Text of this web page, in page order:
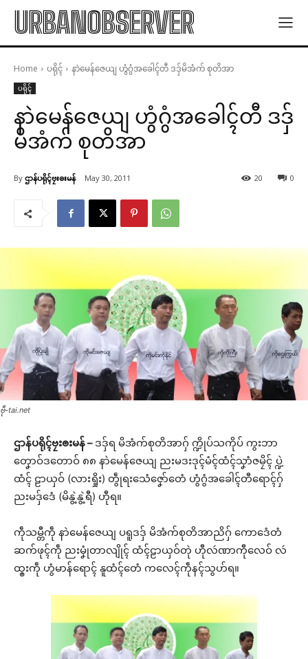
URBANOBSERVER
Home ပရိုၚ် နာဲမေန်ဇေယျ ဟွံဂွံအခေါၚ်တီ ဒဒှ်မိအံက် စုတိအာ
ပရိုၚ်
နာဲမေန်ဇေယျ ဟွံဂွံအခေါၚ်တီ ဒဒှ်
မိအံက် စုတိအာ
By ဌာန်ပရိုၚ်ဗၠးၜးမန် May 30, 2011 0
20
ဗီု-tai.net
ဌာန်ပရိုၚ်ဗၠးၜးမန် – ဒဒှ်ရ မိအံက်စုတိအာဂှ် က္ဍိုပ်သကိုပ် ကွးဘာ
တၞောဝ်ဒတောဝ် ၈၈ နာဲမေန်ဇေယျ ညးမဒးဒုၚ်မံၚ်ထံၚ်သၞာံဇမၠိၚ် ပ္ဍဲ
ထံၚ် ဠာယှဝ် (လားရှိုး) တွဵုရးသေံဇၞော်တေံ ဟွံဂွံအခေါၚ်တီရောၚ်ဂှ်
ညးမဒှ်ဒေံ (မိနွဲ့နွဲ့ရီ) ဟီုရ။
ကဵုသမ္တီကဵု နာဲမေန်ဇေယျ ပရူဒဒှ် မိအံက်စုတိအာညိဂှ် ကောဒေံတံ
ဆက်ဖုၚ်ကဵု ညးမၞုံတာလျိုၚ် ထံၚ်ဠာယှဝ်တုဲ ဟီုလဴဏာကီုလေဝ် လဴ
ထ္ၜးကဵု ဟွံမာန်ရောၚ် နူထံၚ်တေံ ကလေၚ်ကဵုနၚ်သွဟ်ရ။